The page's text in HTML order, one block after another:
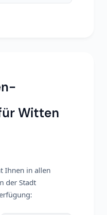
Witten
Ihnen in allen
der Stadt